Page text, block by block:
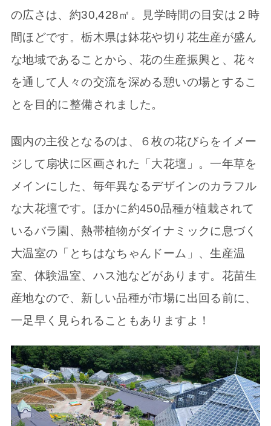
の広さは、約30,428㎡。見学時間の目安は２時
間ほどです。栃木県は鉢花や切り花生産が盛ん
な地域であることから、花の生産振興と、花々
を通して人々の交流を深める憩いの場とするこ
とを目的に整備されました。
園内の主役となるのは、６枚の花びらをイメー
ジして扇状に区画された「大花壇」。一年草を
メインにした、毎年異なるデザインのカラフル
な大花壇です。ほかに約450品種が植栽されて
いるバラ園、熱帯植物がダイナミックに息づく
大温室の「とちはなちゃんドーム」、生産温
室、体験温室、ハス池などがあります。花苗生
産地なので、新しい品種が市場に出回る前に、
一足早く見られることもありますよ！